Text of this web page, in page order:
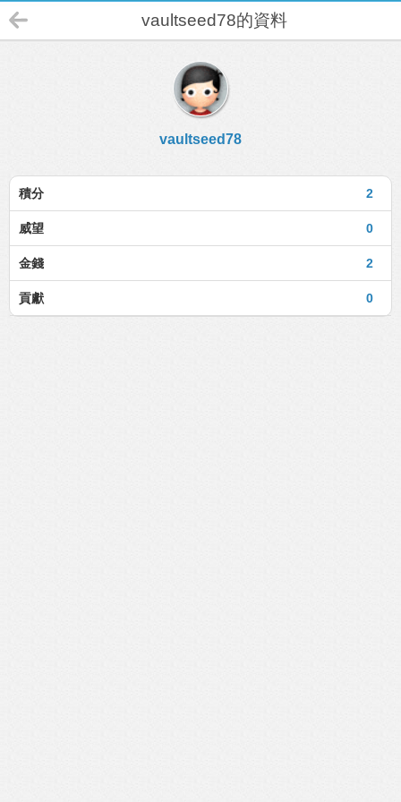
vaultseed78的資料
vaultseed78
2
積分
0
威望
2
金錢
0
貢獻